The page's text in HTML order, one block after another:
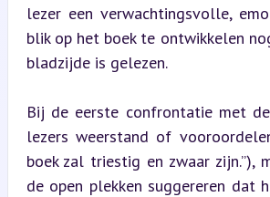
lezer een verwachtingsvolle,
blik op het boek te ontwikkelen
bladzijde is gelezen.
Bij de eerste confrontatie met
lezers weerstand of
boek zal triestig en zwaar zijn.”),
de open plekken suggereren dat